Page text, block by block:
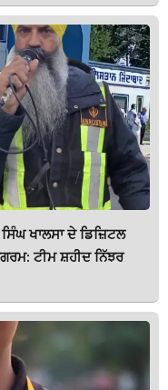
ਖਾਲਸਾ ਦੇ ਡਿਜ਼ਿਟਲ
ਟੀਮ ਸ਼ਹੀਦ ਨਿੱਝਰ